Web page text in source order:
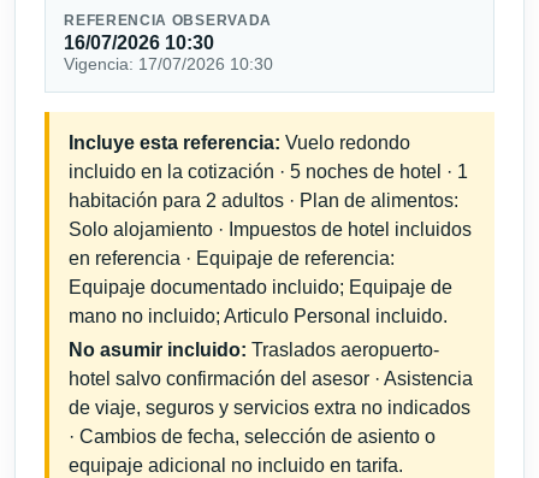
REFERENCIA OBSERVADA
16/07/2026 10:30
Vigencia: 17/07/2026 10:30
Incluye esta referencia: Vuelo redondo
incluido en la cotización · 5 noches de hotel · 1
habitación para 2 adultos · Plan de alimentos:
Solo alojamiento · Impuestos de hotel incluidos
en referencia · Equipaje de referencia:
Equipaje documentado incluido; Equipaje de
mano no incluido; Articulo Personal incluido.
No asumir incluido: Traslados aeropuerto-
hotel salvo confirmación del asesor · Asistencia
de viaje, seguros y servicios extra no indicados
· Cambios de fecha, selección de asiento o
equipaje adicional no incluido en tarifa.